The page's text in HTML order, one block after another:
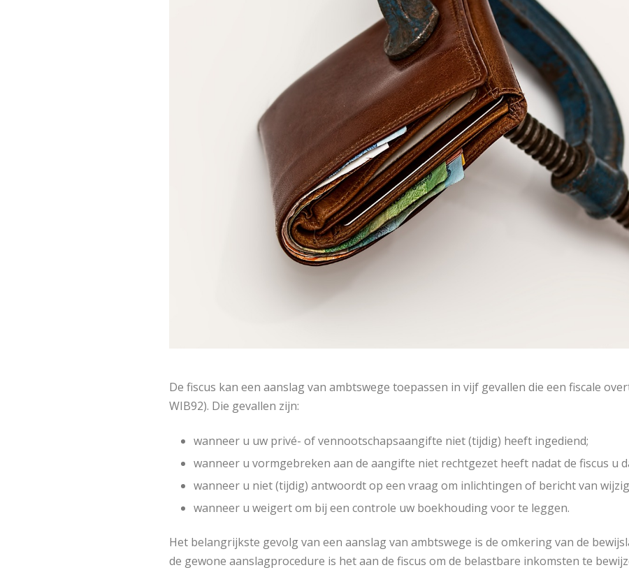
De fiscus kan een aanslag van ambtswege toepassen in vijf gevallen die een fiscale
WIB92). Die gevallen zijn:
wanneer u uw privé- of vennootschapsaangifte niet (tijdig) heeft ingediend;
wanneer u vormgebreken aan de aangifte niet rechtgezet heeft nadat de fiscus u
wanneer u niet (tijdig) antwoordt op een vraag om inlichtingen of bericht van
wanneer u weigert om bij een controle uw boekhouding voor te leggen.
Het belangrijkste gevolg van een aanslag van ambtswege is de omkering van de
de gewone aanslagprocedure is het aan de fiscus om de belastbare inkomsten te